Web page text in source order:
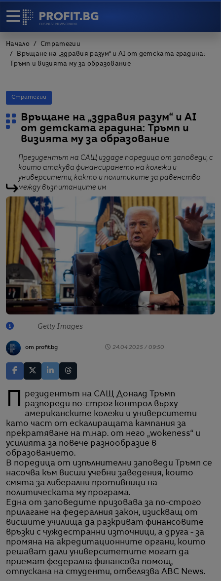
Начало
Стратегии
Връщане на „здравия разум“ и AI от детската градина:
Тръмп и визията му за образование
Стратегии
Връщане на „здравия разум“ и AI
от детската градина: Тръмп и
визията му за образование
Президентът на САЩ издаде поредица от заповеди, с
които атакува финансирането на колежи и
университети, както и политиките за равенство
между възпитанците им
Getty Images
от profit.bg 24.04.2025 / 09:50
Президентът на САЩ Доналд Тръмп
разпореди по-строг контрол върху
американските колежи и университети
като част от ескалиращата кампания за
прекратяване на т.нар. от него „wokeness“ и
усилията за повече разнообразие в
образованието.
В поредица от изпълнителни заповеди Тръмп се
насочва към висши учебни заведения, които
смята за либерални противници на
политическата му програма.
Една от заповедите призовава за по-строго
прилагане на федералния закон, изискващ от
висшите училища да разкриват финансовите
връзки с чуждестранни източници, а друга - за
промяна на акредитационните органи, които
решават дали университетите могат да
приемат федерална финансова помощ,
отпускана на студенти, отбелязва ABC News.